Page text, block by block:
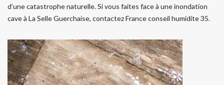
d’une catastrophe naturelle. Si vous faites face à une inondation
cave à La Selle Guerchaise, contactez France conseil humidite 35.